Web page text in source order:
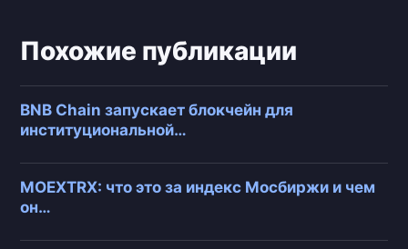
Похожие публикации
BNB Chain запускает блокчейн для
институциональной…
MOEXTRX: что это за индекс Мосбиржи и чем
он…